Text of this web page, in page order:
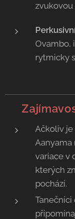
Ovambo,
rytmicky
💡
Ačkoliv je
Aanyama
variace v
kterých
pochází.